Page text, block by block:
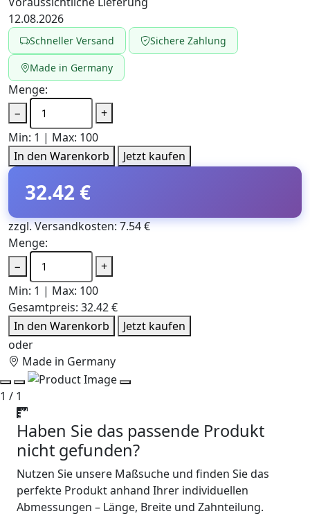
12.08.2026
Schneller Versand Sichere Zahlung
Made in Germany
Menge:
−
+
Min: 1 | Max: 100
In den Warenkorb
Jetzt kaufen
32.42 €
zzgl. Versandkosten: 7.54 €
Menge:
−
+
Min: 1 | Max: 100
Gesamtpreis: 32.42 €
In den Warenkorb
Jetzt kaufen
oder
Made in Germany
1 / 1
Haben Sie das passende Produkt
nicht gefunden?
Nutzen Sie unsere Maßsuche und finden Sie das
perfekte Produkt anhand Ihrer individuellen
Abmessungen – Länge, Breite und Zahnteilung.